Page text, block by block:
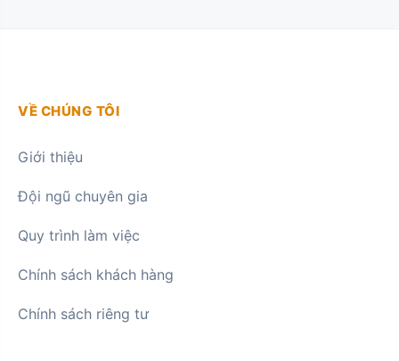
VỀ CHÚNG TÔI
Giới thiệu
Đội ngũ chuyên gia
Quy trình làm việc
Chính sách khách hàng
Chính sách riêng tư